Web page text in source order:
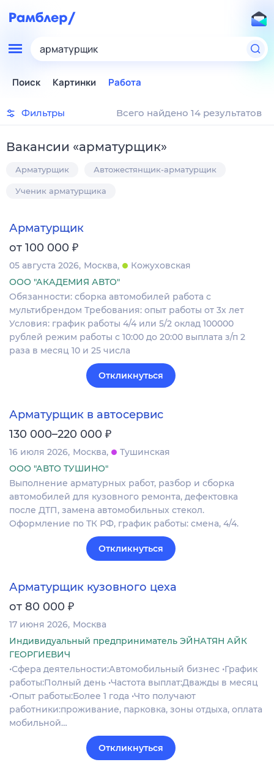
арматурщик
Поиск Картинки Работа
Фильтры Всего найдено 14 результатов
Вакансии «арматурщик»
Арматурщик Автожестянщик-арматурщик
Ученик арматурщика
Арматурщик
от 100 000 ₽
05 августа 2026 Москва
Кожуховская
ООО "АКАДЕМИЯ АВТО"
Обязанности: сборка автомобилей работа с
мультибрендом Требования: опыт работы от 3х лет
Условия: график работы 4/4 или 5/2 оклад 100000
рублей режим работы с 10:00 до 20:00 выплата з/п 2
раза в месяц 10 и 25 числа
Откликнуться
Арматурщик в автосервис
130 000–220 000 ₽
16 июля 2026 Москва
Тушинская
ООО "АВТО ТУШИНО"
Выполнение арматурных работ, разбор и сборка
автомобилей для кузовного ремонта, дефектовка
после ДТП, замена автомобильных стекол.
Оформление по ТК РФ, график работы: смена, 4/4.
Откликнуться
Арматурщик кузовного цеха
от 80 000 ₽
17 июня 2026 Москва
Индивидуальный предприниматель ЭЙНАТЯН АЙК
ГЕОРГИЕВИЧ
•Сфера деятельности:Автомобильный бизнес •График
работы:Полный день •Частота выплат:Дважды в месяц
•Опыт работы:Более 1 года •Что получают
работники:проживание, парковка, зоны отдыха, оплата
мобильной…
Откликнуться